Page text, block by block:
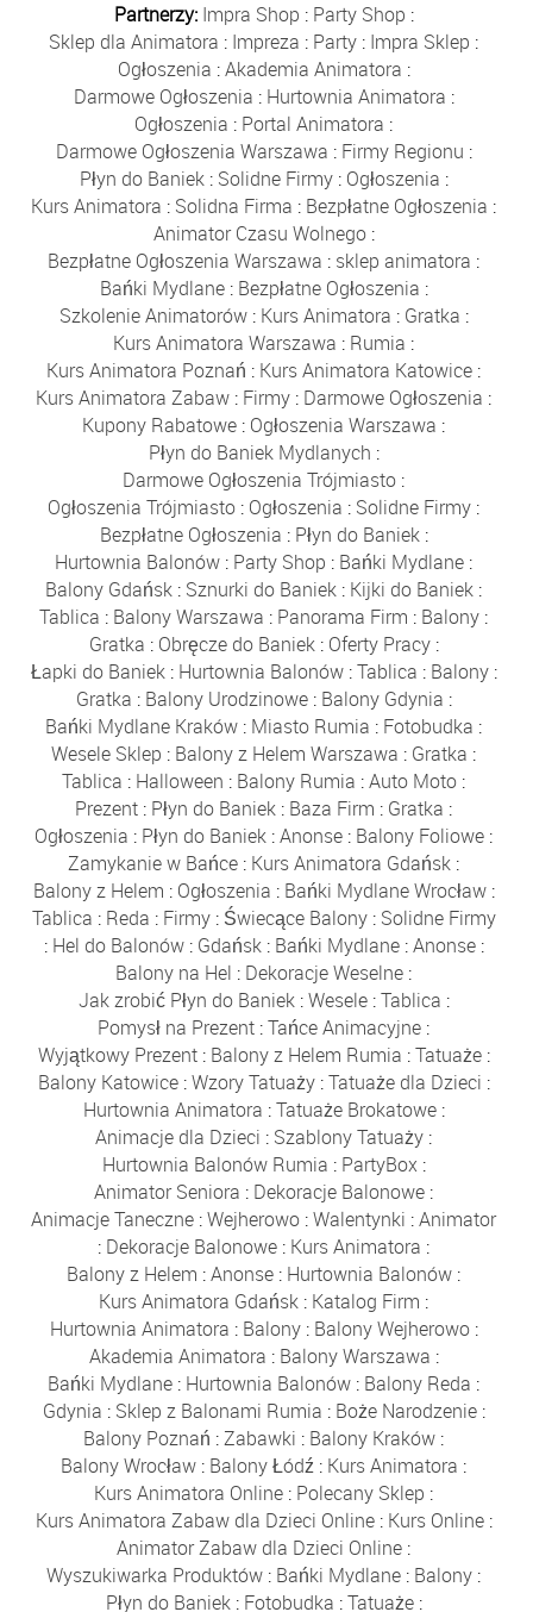
Partnerzy: Impra Shop : Party Shop :
Sklep dla Animatora : Impreza : Party : Impra Sklep :
Ogłoszenia :Akademia Animatora :
Darmowe Ogłoszenia : Hurtownia Animatora :
Ogłoszenia : Portal Animatora :
Darmowe Ogłoszenia Warszawa : Firmy Regionu :
Płyn do Baniek: Solidne Firmy: Ogłoszenia :
Kurs Animatora : Solidna Firma : Bezpłatne Ogłoszenia :
Animator Czasu Wolnego:
Bezpłatne Ogłoszenia Warszawa : sklep animatora :
Bańki Mydlane: Bezpłatne Ogłoszenia :
Szkolenie Animatorów: Kurs Animatora : Gratka :
Kurs Animatora Warszawa : Rumia :
Kurs Animatora Poznań : Kurs Animatora Katowice :
Kurs Animatora Zabaw : Firmy : Darmowe Ogłoszenia :
Kupony Rabatowe : Ogłoszenia Warszawa :
Płyn do Baniek Mydlanych :
Darmowe Ogłoszenia Trójmiasto :
Ogłoszenia Trójmiasto : Ogłoszenia : Solidne Firmy :
Bezpłatne Ogłoszenia : Płyn do Baniek:
Hurtownia Balonów : Party Shop : Bańki Mydlane :
Balony Gdańsk : Sznurki do Baniek : Kijki do Baniek :
Tablica : Balony Warszawa : Panorama Firm : Balony :
Gratka : Obręcze do Baniek: Oferty Pracy:
Łapki do Baniek: Hurtownia Balonów:Tablica : Balony:
Gratka : Balony Urodzinowe: Balony Gdynia :
Bańki Mydlane Kraków : Miasto Rumia : Fotobudka :
Wesele Sklep : Balony z Helem Warszawa : Gratka :
Tablica : Halloween : Balony Rumia :Auto Moto :
Prezent : Płyn do Baniek : Baza Firm : Gratka :
Ogłoszenia : Płyn do Baniek :Anonse : Balony Foliowe :
Zamykanie w Bańce : Kurs Animatora Gdańsk :
Balony z Helem : Ogłoszenia : Bańki Mydlane Wrocław:
Tablica : Reda : Firmy: Świecące Balony: Solidne Firmy
: Hel do Balonów: Gdańsk: Bańki Mydlane:Anonse:
Balony na Hel : Dekoracje Weselne :
Jak zrobić Płyn do Baniek:Wesele:Tablica :
Pomysł na Prezent :Tańce Animacyjne :
Wyjątkowy Prezent: Balony z Helem Rumia :Tatuaże:
Balony Katowice:Wzory Tatuaży:Tatuaże dla Dzieci :
Hurtownia Animatora :Tatuaże Brokatowe:
Animacje dla Dzieci : Szablony Tatuaży :
Hurtownia Balonów Rumia : PartyBox:
Animator Seniora : Dekoracje Balonowe :
Animacje Taneczne :Wejherowo :Walentynki :Animator
: Dekoracje Balonowe : Kurs Animatora :
Balony z Helem :Anonse : Hurtownia Balonów :
Kurs Animatora Gdańsk : Katalog Firm :
Hurtownia Animatora : Balony: Balony Wejherowo:
Akademia Animatora : Balony Warszawa :
Bańki Mydlane : Hurtownia Balonów : Balony Reda :
Gdynia : Sklep z Balonami Rumia : Boże Narodzenie:
Balony Poznań :Zabawki : Balony Kraków :
Balony Wrocław : Balony Łódź : Kurs Animatora :
Kurs Animatora Online : Polecany Sklep :
Kurs Animatora Zabaw dla Dzieci Online: Kurs Online:
Animator Zabaw dla Dzieci Online :
Wyszukiwarka Produktów : Bańki Mydlane : Balony :
Płyn do Baniek: Fotobudka :Tatuaże: